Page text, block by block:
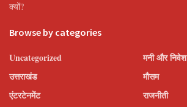
क्यों?
Browse by categories
Uncategorized
उत्तराखंड
एंटरटेनमेंट
मनी और निवेश
मौसम
राजनीती